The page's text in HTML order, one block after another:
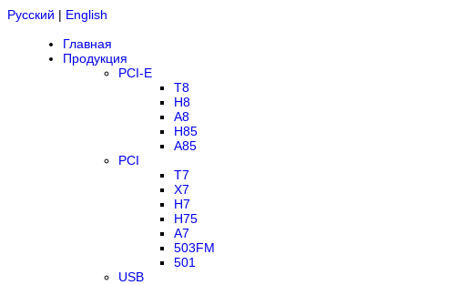
Русский | English
Главная
Продукция
PCI-E
T8
H8
A8
H85
A85
PCI
T7
X7
H7
H75
A7
503FM
501
USB